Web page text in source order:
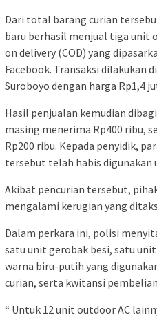
Dari total barang curian
baru berhasil menjual tiga unit
on delivery (COD) yang
Facebook. Transaksi dilakukan
Suroboyo dengan harga Rp1,4
Hasil penjualan kemudian
masing menerima Rp400 ribu,
Rp200 ribu. Kepada penyidik,
tersebut telah habis digunakan
Akibat pencurian tersebut,
mengalami kerugian yang
Dalam perkara ini, polisi
satu unit gerobak besi, satu
warna biru-putih yang
curian, serta kwitansi
“ Untuk 12 unit outdoor AC